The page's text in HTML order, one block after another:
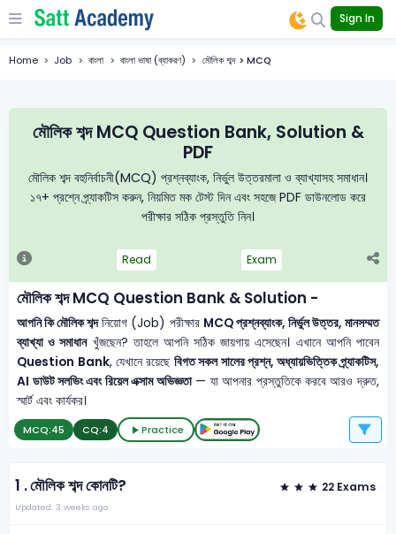
Sign In
Home Job বাংলা বাংলা ভাষা (ব্যাকরণ) মৌলিক শব্দ > MCQ
মৌলিক শব্দ MCQ Question Bank, Solution &
PDF
মৌলিক শব্দ বহুনির্বাচনী(MCQ) প্রশ্নব্যাংক, নির্ভুল উত্তরমালা ও ব্যাখ্যাসহ সমাধান।
১৭+ প্রশ্নে প্র্যাকটিস করুন, নিয়মিত মক টেস্ট দিন এবং সহজে PDF ডাউনলোড করে
পরীক্ষার সঠিক প্রস্তুতি নিন।
Read Exam
মৌলিক শব্দ MCQ Question Bank & Solution -
আপনি কি মৌলিক শব্দনিয়োগ (Job) পরীক্ষার MCQ প্রশ্নব্যাংক, নির্ভুল উত্তর, মানসম্মত
ব্যাখ্যা ও সমাধানখুঁজছেন? তাহলে আপনি সঠিক জায়গায় এসেছেন। এখানে আপনি পাবেন
Question Bank, যেখানে রয়েছে বিগত সকল সালের প্রশ্ন, অধ্যায়ভিত্তিক প্র্যাকটিস,
AI ডাউট সলভিং এবং রিয়েল এক্সাম অভিজ্ঞতা— যা আপনার প্রস্তুতিকে করবে আরও দ্রুত,
স্মার্ট এবং কার্যকর।
MCQ:45 CQ:4 Practice
1 .মৌলিক শব্দ কোনটি? 22 Exams
Updated: 3 weeks ago